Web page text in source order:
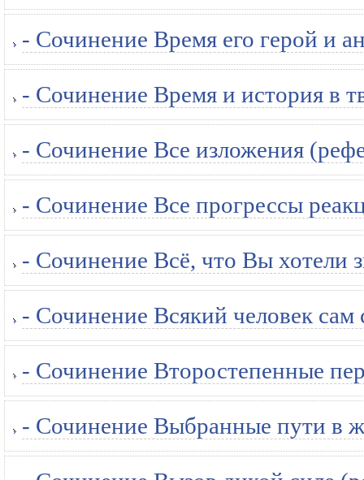
- Сочинение Время его герой и
- Сочинение Время и история в
- Сочинение Все изложения
- Сочинение Все прогрессы
- Сочинение Всё, что Вы хотели
- Сочинение Всякий человек сам
- Сочинение Второстепенные
- Сочинение Выбранные пути в